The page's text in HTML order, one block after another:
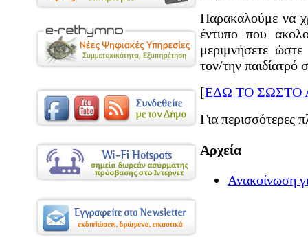
Παρακαλούμε να
έντυπο που
μεριμνήσετε
τον/την παιδίατρό
[ΕΔΩ ΤΟ ΣΩΣΤΟ
Για περισσότερες
Αρχεία
Ανακοίνωση